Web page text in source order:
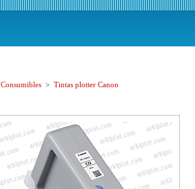
Consumibles > Tintas plotter Canon